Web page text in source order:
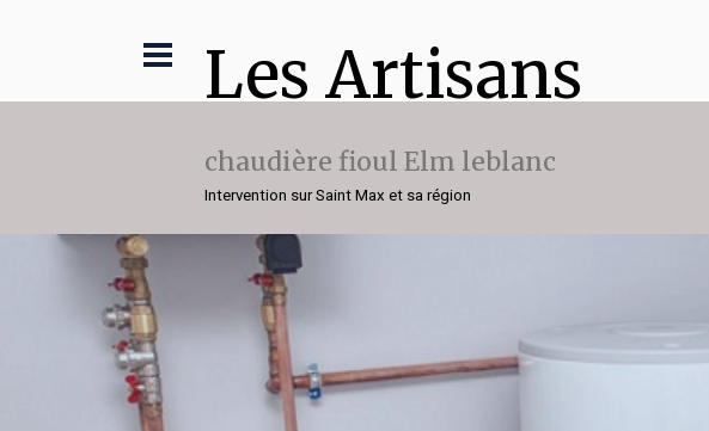
Les Artisans
chaudière fioul Elm leblanc
Intervention sur Saint Max et sa région